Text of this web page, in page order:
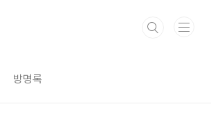
방명록